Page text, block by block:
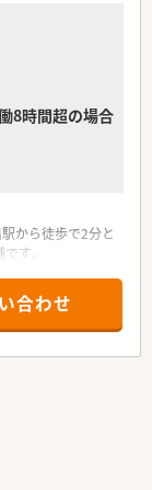
8時間超の場合
から徒歩で2分と
す。
能です。
ており、地域の健
ます。
以上の薬局を展
、多様な店舗形態
合わせ